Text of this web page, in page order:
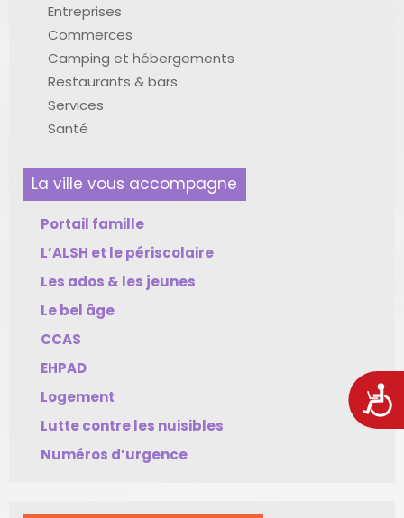
Entreprises
Commerces
Camping et hébergements
Restaurants & bars
Services
Santé
La ville vous accompagne
Portail famille
L’ALSH et le périscolaire
Les ados & les jeunes
Le bel âge
CCAS
EHPAD
Logement
Lutte contre les nuisibles
Numéros d’urgence